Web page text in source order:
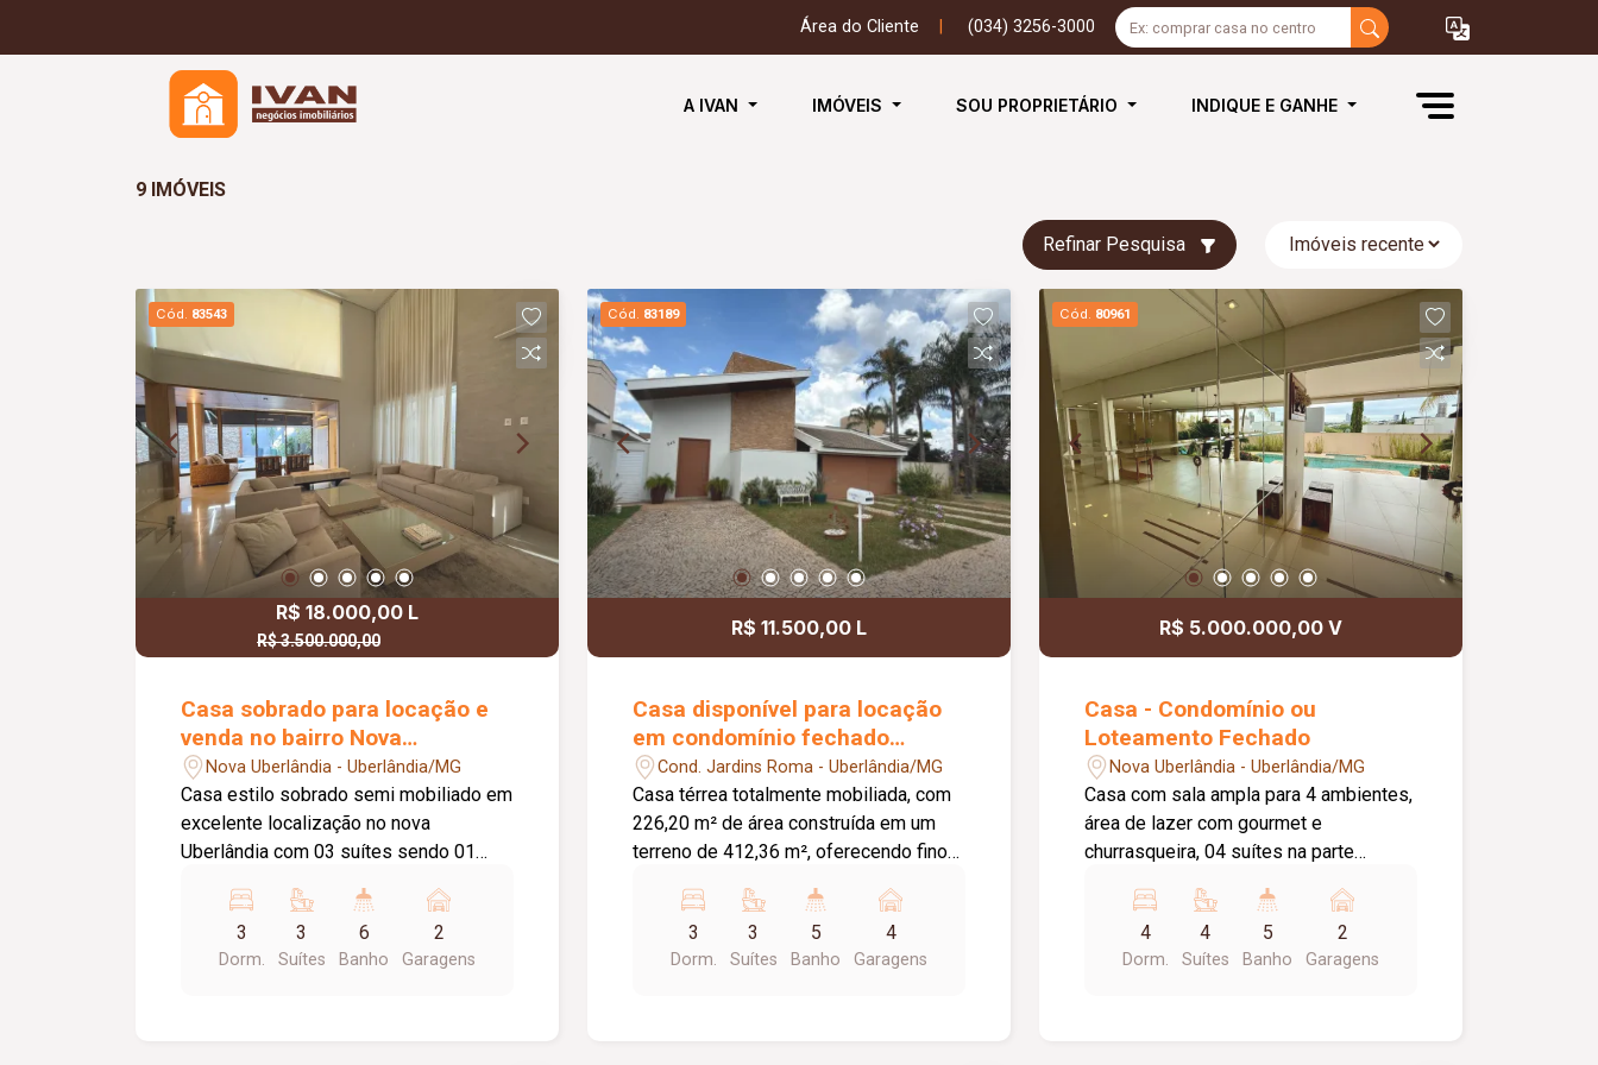
Área do Cliente (034) 3256-3000
A IVAN IMÓVEIS SOU PROPRIETÁRIO INDIQUE E GANHE
9 IMÓVEIS
Refinar Pesquisa
Cód. 83543
R$ 18.000,00 L
R$ 3.500.000,00
Casa sobrado para locação e
venda no bairro Nova
Uberlândia
Nova Uberlândia - Uberlândia/MG
Casa estilo sobrado semi mobiliado em
excelente localização no nova
Uberlândia com 03 suítes sendo 01
climatizados), hall com escritório e
roupeiro, lavabo, sala de tv montada
com sofá, rack, ar condicionado e tv,
3
Dorm.
3
Suítes
6
Banho
2
Garagens
Cód. 83189
R$ 11.500,00 L
Casa disponível para locação
em condomínio fechado
mobiliada
Cond. Jardins Roma - Uberlândia/MG
Casa térrea totalmente mobiliada, com
226,20 m² de área construída em um
terreno de 412,36 m², oferecendo fino
construtivo. O imóvel é composto por
sala ampla em três ambientes, 3 suítes
com ar-condicionado, sendo uma suíte
3
Dorm.
3
Suítes
5
Banho
4
Garagens
Cód. 80961
R$ 5.000.000,00 V
Casa - Condomínio ou
Loteamento Fechado
Nova Uberlândia - Uberlândia/MG
Casa com sala ampla para 4 ambientes,
área de lazer com gourmet e
churrasqueira, 04 suítes na parte
4
Dorm.
4
Suítes
5
Banho
2
Garagens